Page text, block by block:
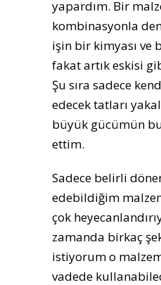
yapardım. Bir
kombinasyonla
işin bir kimyası ve
fakat artık eskisi
Şu sıra sadece
edecek tatları
büyük gücümün
ettim.
Sadece belirli
edebildiğim
çok
zamanda birkaç
istiyorum o
vadede